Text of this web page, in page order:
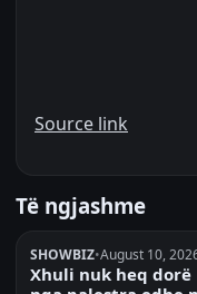
Source link
Të ngjashme
SHOWBIZ•August 10,
Xhuli nuk heq dorë